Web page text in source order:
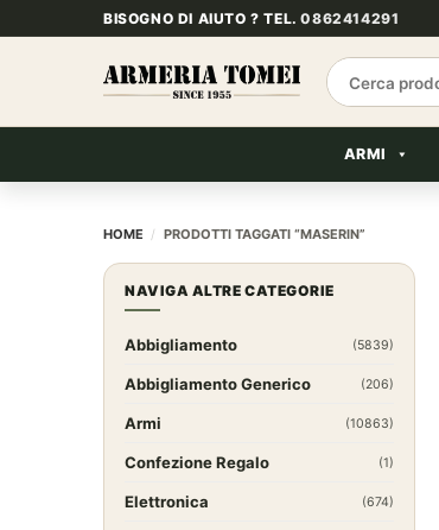
ai
BISOGNO DI AIUTO ? TEL.0862414291
Cerca:
ARMI
HOME / PRODOTTI TAGGATI “MASERIN”
NAVIGA ALTRE CATEGORIE
Abbigliamento (5839)
Abbigliamento Generico (206)
Armi (10863)
Confezione Regalo (1)
Elettronica (674)